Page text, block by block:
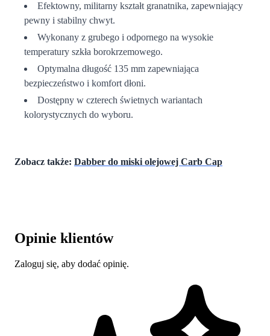
Efektowny, militarny kształt granatnika, zapewniający
pewny i stabilny chwyt.
Wykonany z grubego i odpornego na wysokie
temperatury szkła borokrzemowego.
Optymalna długość 135 mm zapewniająca
bezpieczeństwo i komfort dłoni.
Dostępny w czterech świetnych wariantach
kolorystycznych do wyboru.
Zobacz także: Dabber do miski olejowej Carb Cap
Opinie klientów
Zaloguj się, aby dodać opinię.